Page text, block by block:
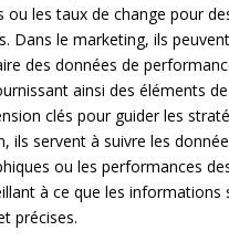
ou les taux de change pour
Dans le marketing, ils
des données de
ainsi des éléments de
clés pour guider les
ils servent à suivre les
ou les performances
à ce que les informations
précises.